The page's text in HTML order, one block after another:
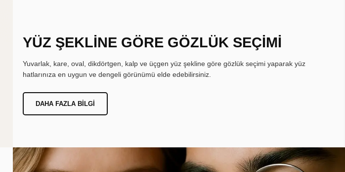
YÜZ ŞEKLİNE GÖRE GÖZLÜK SEÇİMİ
Yuvarlak, kare, oval, dikdörtgen, kalp ve üçgen yüz şekline göre gözlük seçimi yaparak yüz
hatlarınıza en uygun ve dengeli görünümü elde edebilirsiniz.
DAHA FAZLA BILGI